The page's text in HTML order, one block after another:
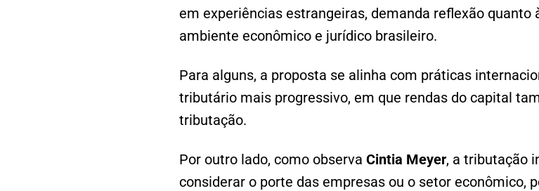
em experiências estrangeiras, demanda reflexão quanto
ambiente econômico e jurídico brasileiro.
Para alguns, a proposta se alinha com práticas
tributário mais progressivo, em que rendas do capital
tributação.
Por outro lado, como observa Cintia Meyer, a tributação
considerar o porte das empresas ou o setor econômico,